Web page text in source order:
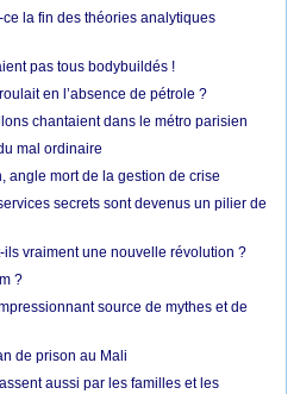
la fin des théories analytiques
pas tous bodybuildés !
en l’absence de pétrole ?
chantaient dans le métro parisien
mal ordinaire
angle mort de la gestion de crise
secrets sont devenus un pilier de
vraiment une nouvelle révolution ?
?
source de mythes et de
de prison au Mali
aussi par les familles et les